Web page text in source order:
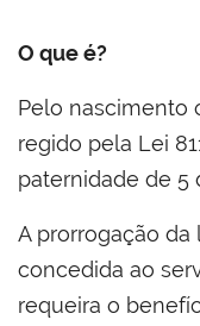
O que é?
Pelo nascimento
regido pela Lei
paternidade de 5
A prorrogação
concedida ao
requeira o